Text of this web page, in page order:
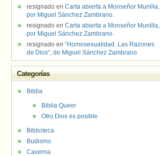
resignado en Carta abierta a Monseñor Munilla,
por Miguel Sánchez Zambrano.
resignado en Carta abierta a Monseñor Munilla,
por Miguel Sánchez Zambrano.
resignado en “Homosexualidad. Las Razones
de Dios”, de Miguel Sánchez Zambrano
Categorías
Biblia
Biblia Queer
Otro Dios es posible
Biblioteca
Budismo
Caverna